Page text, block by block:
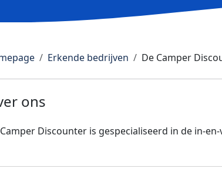
Erkende bedrijven De Camper
ons
Discounter is gespecialiseerd in de in-